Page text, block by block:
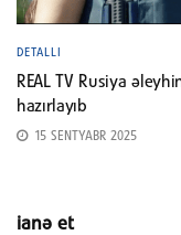
DETALLI
REAL TV Rusiya
hazırlayıb
15 SENTYABR 2025
ianə et